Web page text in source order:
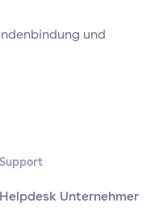
und
Support
Helpdesk Unternehmer